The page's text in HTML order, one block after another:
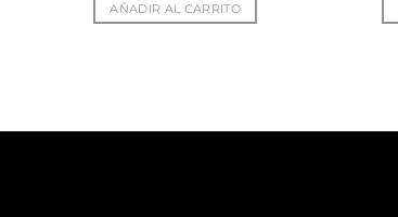
AÑADIR AL CARRITO